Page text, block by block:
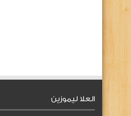
العلا ليموزين